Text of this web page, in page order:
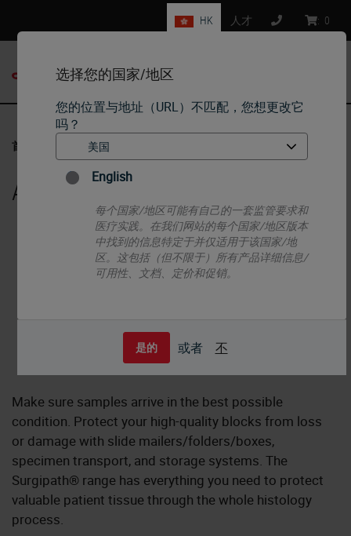
HK
选择您的国家/地区
您的位置与地址（URL）不匹配，您想更改它
吗？
English
每个国家/地区可能有自己的一套监管要求和
医疗实践。在我们网站的每个国家/地区版本
中找到的信息特定于并仅适用于该国家/地
区。这包括（但不限于）所有产品详细信息/
可用性、文档、定价和促销。
是的 或者 不
人才 : 0
首页 Histology Consumables Archiving, Transport & Storage
Archiving, Transport & Storage
Make sure samples arrive in the best possible
condition. Protect your high-quality blocks from loss
or damage with slide mailers/folders/boxes,
specimen transport, and storage systems. The
Surgipath® range has everything you need to protect
valuable patient tissue through the whole histology
process.